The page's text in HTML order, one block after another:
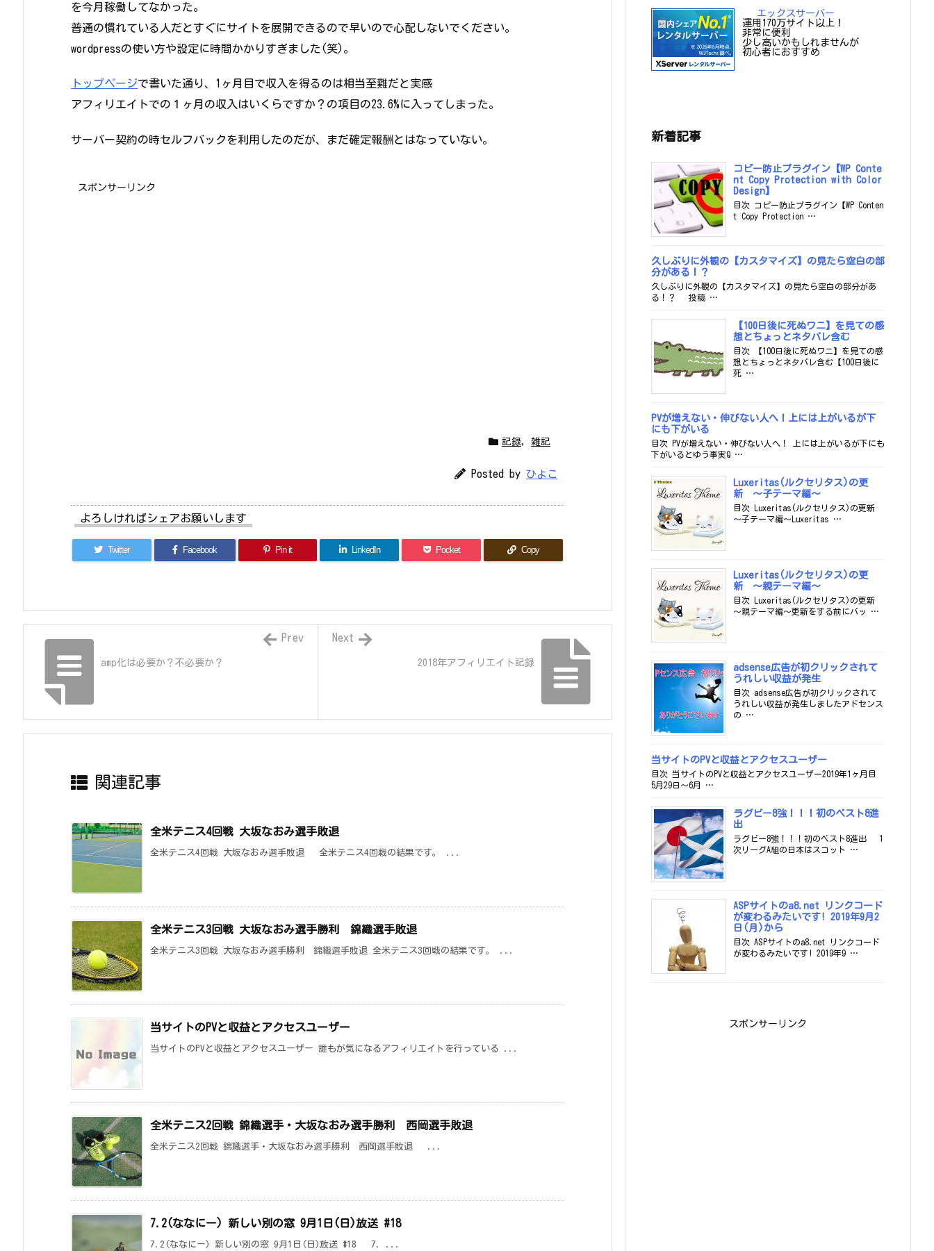
を今月稼働してなかった。
普通の慣れている人だとすぐにサイトを展開できるので早いので心配しないでください。
wordpressの使い方や設定に時間かかりすぎました(笑)。
トップページで書いた通り、1ヶ月目で収入を得るのは相当至難だと実感
アフィリエイトでの１ヶ月の収入はいくらですか？の項目の23.6%に入ってしまった。
サーバー契約の時セルフバックを利用したのだが、まだ確定報酬とはなっていない。
スポンサーリンク
記録, 雑記
Posted by ひよこ
よろしければシェアお願いします
Twitter Facebook Pin it LinkedIn Pocket Copy
2018年アフィリエイト記録
Next
amp化は必要か？不必要か？
Prev
関連記事
全米テニス4回戦 大坂なおみ選手敗退
全米テニス4回戦 大坂なおみ選手敗退 全米テニス4回戦の結果です。 ...
全米テニス3回戦 大坂なおみ選手勝利 錦織選手敗退
全米テニス3回戦 大坂なおみ選手勝利 錦織選手敗退 全米テニス3回戦の結果です。 ...
当サイトのPVと収益とアクセスユーザー
当サイトのPVと収益とアクセスユーザー 誰もが気になるアフィリエイトを行っている ...
全米テニス2回戦 錦織選手・大坂なおみ選手勝利 西岡選手敗退
全米テニス2回戦 錦織選手・大坂なおみ選手勝利 西岡選手敗退 ...
7.2(ななにー) 新しい別の窓 9月1日(日)放送 #18
7.2(ななにー) 新しい別の窓 9月1日(日)放送 #18 7. ...
エックスサーバー
運用170万サイト以上！
非常に便利
少し高いかもしれませんが
初心者におすすめ
新着記事
コピー防止プラグイン【WP Conte
nt Copy Protection with Color
Design】
目次 コピー防止プラグイン【WP Conten
t Copy Protection …
久しぶりに外観の【カスタマイズ】の見たら空白の部
分がある！？
久しぶりに外観の【カスタマイズ】の見たら空白の部分があ
る！？ 投稿 …
【100日後に死ぬワニ】を見ての感
想とちょっとネタバレ含む
目次 【100日後に死ぬワニ】を見ての感
想とちょっとネタバレ含む【100日後に
死 …
PVが増えない・伸びない人へ！上には上がいるが下
にも下がいる
目次 PVが増えない・伸びない人へ！ 上には上がいるが下にも
下がいるとゆう事実Q …
Luxeritas(ルクセリタス)の更
新 ～子テーマ編～
目次 Luxeritas(ルクセリタス)の更新
～子テーマ編～Luxeritas …
Luxeritas(ルクセリタス)の更
新 ～親テーマ編～
目次 Luxeritas(ルクセリタス)の更新
～親テーマ編～更新をする前にバッ …
adsense広告が初クリックされて
うれしい収益が発生
目次 adsense広告が初クリックされて
うれしい収益が発生しましたアドセンス
の …
当サイトのPVと収益とアクセスユーザー
目次 当サイトのPVと収益とアクセスユーザー2019年1ヶ月目
5月29日～6月 …
ラグビー8強！！！初のベスト8進
出
ラグビー8強！！！初のベスト8進出 1
次リーグA組の日本はスコット …
ASPサイトのa8.net リンクコード
が変わるみたいです! 2019年9月2
日(月)から
目次 ASPサイトのa8.net リンクコード
が変わるみたいです! 2019年9 …
スポンサーリンク